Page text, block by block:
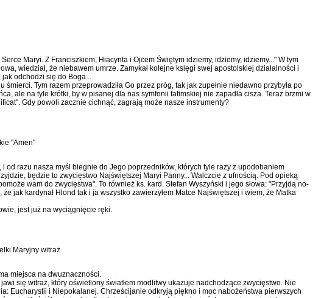
Maryi. Z Franciszkiem, Hiacyn­ta i Ojcem Świętym idziemy, idziemy, idziemy..." W tym
wiedział, że niebawem umrze. Zamykał kolej­ne księgi swej apostolskiej działal­ności i
jak odchodzi się do Boga...
Tym razem przeprowadziła Go przez próg, tak jak zupełnie niedawno przybyła po
ale na tyle krótki, by w pisanej dla nas symfonii fatimskiej nie zapadła cisza. Teraz brzmi w
Gdy powoli zacznie cichnąć, zagrają może nasze instrumenty?
"Amen"
l od razu nasza myśl biegnie do Jego poprzedników, których tyle razy z upodobaniem
będzie to zwy­cięstwo Najświętszej Maryi Panny... Walczcie z ufnością. Pod opieką
wam do zwy­cięstwa". To również ks. kard. Stefan Wyszyński i jego słowa: "Przyjdą no­
jak kardynał Hlond tak i ja wszystko zawierzyłem Matce Najświętszej i wiem, że Matka
jest już na wyciągnięcie ręki.
Maryjny witraż
miejsca na dwuznaczności.
się witraż, który oświetlony światłem modlitwy ukazuje nadchodzące zwycięstwo. Nie
Eucharystii i Nie­pokalanej. Chrześcijanie odkryją pięk­no i moc nabożeństwa pierwszych